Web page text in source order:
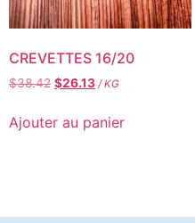
CREVETTES 16/20
$38.42 $26.13 / KG
Ajouter au panier